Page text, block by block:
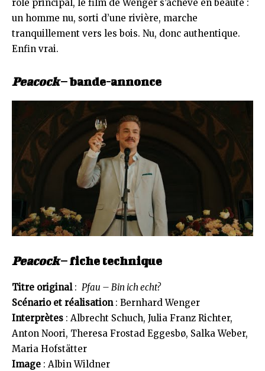
rôle principal, le film de Wenger s’achève en beauté :
un homme nu, sorti d’une rivière, marche
tranquillement vers les bois. Nu, donc authentique.
Enfin vrai.
Peacock– bande-annonce
Peacock– fiche technique
Titre original: Pfau – Bin ich echt?
Scénario et réalisation: Bernhard Wenger
Interprètes : Albrecht Schuch, Julia Franz Richter,
Anton Noori, Theresa Frostad Eggesbø, Salka Weber,
Maria Hofstätter
Image : Albin Wildner